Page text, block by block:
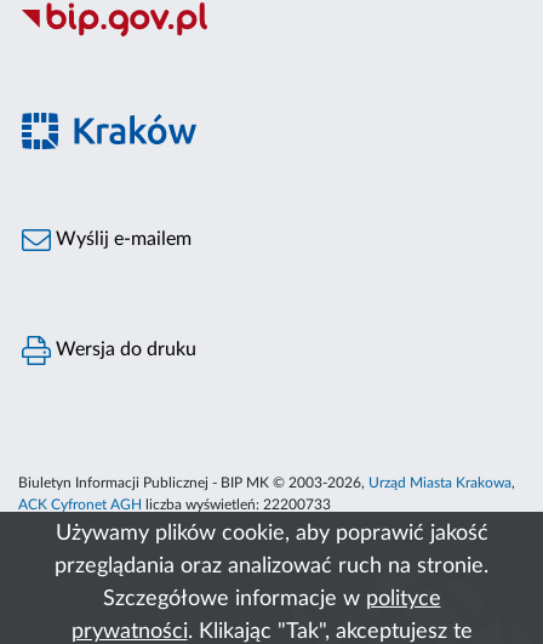
Używamy plików cookie, aby poprawić jakość
przeglądania oraz analizować ruch na stronie.
Szczegółowe informacje w polityce
prywatności. Klikając "Tak", akceptujesz te
Wyślij e-mailem
Wersja do druku
Biuletyn Informacji Publicznej - BIP MK © 2003-2026, Urząd Miasta Krakowa,
ACK Cyfronet AGH
liczba wyświetleń: 22200733